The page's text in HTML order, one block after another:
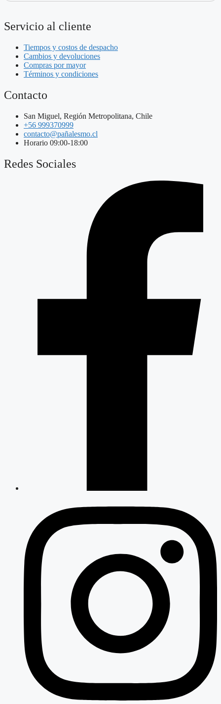
Servicio al cliente
Tiempos y costos de despacho
Cambios y devoluciones
Compras por mayor
Términos y condiciones
Contacto
San Miguel, Región Metropolitana, Chile
+56 999370999
contacto@pañalesmo.cl
Horario 09:00-18:00
Redes Sociales